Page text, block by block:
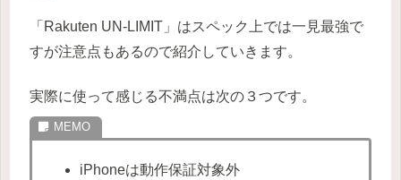
「Rakuten UN-LIMIT」はスペック上では一見最強で
すが注意点もあるので紹介していきます。
実際に使って感じる不満点は次の３つです。
iPhoneは動作保証対象外